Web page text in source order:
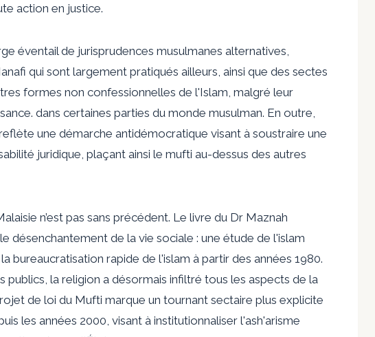
action en justice.
éventail de jurisprudences musulmanes alternatives,
qui sont largement pratiqués ailleurs, ainsi que des sectes
formes non confessionnelles de l'Islam, malgré leur
dans certaines parties du monde musulman. En outre,
une démarche antidémocratique visant à soustraire une
juridique, plaçant ainsi le mufti au-dessus des autres
n’est pas sans précédent. Le livre du Dr Maznah
désenchantement de la vie sociale : une étude de l'islam
bureaucratisation rapide de l'islam à partir des années 1980.
publics, la religion a désormais infiltré tous les aspects de la
de loi du Mufti marque un tournant sectaire plus explicite
les années 2000, visant à institutionnaliser l'ash'arisme